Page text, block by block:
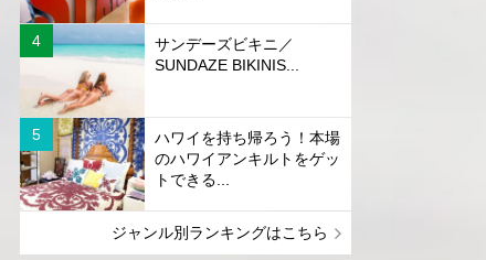
サンデーズビキニ／
SUNDAZE BIKINIS...
ハワイを持ち帰ろう！本場
のハワイアンキルトをゲッ
トできる...
ジャンル別ランキングはこちら